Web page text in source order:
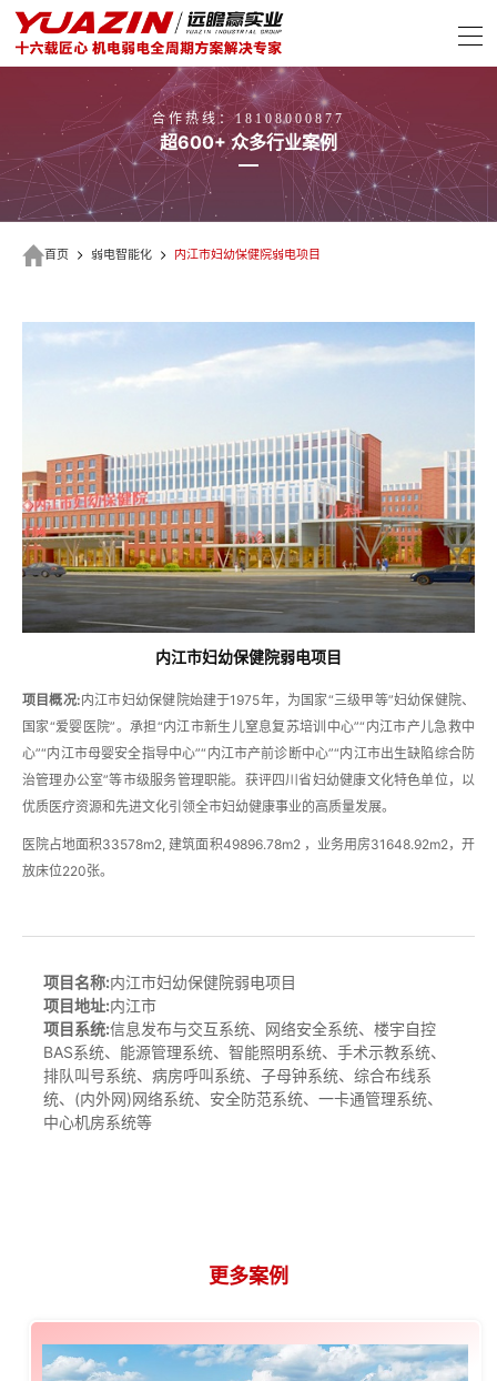
合作热线：18108000877
超600+ 众多行业案例
首页 弱电智能化 内江市妇幼保健院弱电项目
内江市妇幼保健院弱电项目
项目概况:内江市妇幼保健院始建于1975年，为国家“三级甲等”妇幼保健院、
国家“爱婴医院”。承担“内江市新生儿窒息复苏培训中心”“内江市产儿急救中
心”“内江市母婴安全指导中心”“内江市产前诊断中心”“内江市出生缺陷综合防
治管理办公室”等市级服务管理职能。获评四川省妇幼健康文化特色单位，以
优质医疗资源和先进文化引领全市妇幼健康事业的高质量发展。
医院占地面积33578m2, 建筑面积49896.78m2 ，业务用房31648.92m2，开
放床位220张。
项目名称:内江市妇幼保健院弱电项目
项目地址:内江市
项目系统:信息发布与交互系统、网络安全系统、楼宇自控
BAS系统、能源管理系统、智能照明系统、手术示教系统、
排队叫号系统、病房呼叫系统、子母钟系统、综合布线系
统、(内外网)网络系统、安全防范系统、一卡通管理系统、
中心机房系统等
CASE
更多案例